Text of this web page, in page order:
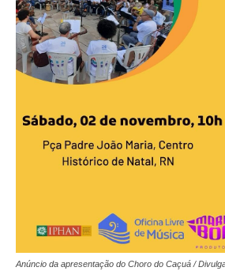
Anúncio da apresentação do Choro do Caçuá /